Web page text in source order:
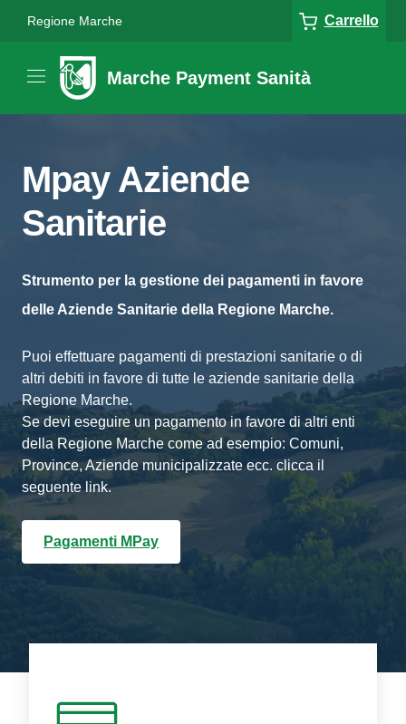
Regione Marche Carrello
Marche Payment Sanità
Mpay Aziende
Sanitarie
Strumento per la gestione dei pagamenti in favore
delle Aziende Sanitarie della Regione Marche.
Puoi effettuare pagamenti di prestazioni sanitarie o di
altri debiti in favore di tutte le aziende sanitarie della
Regione Marche.
Se devi eseguire un pagamento in favore di altri enti
della Regione Marche come ad esempio: Comuni,
Province, Aziende municipalizzate ecc. clicca il
seguente link.
Pagamenti MPay